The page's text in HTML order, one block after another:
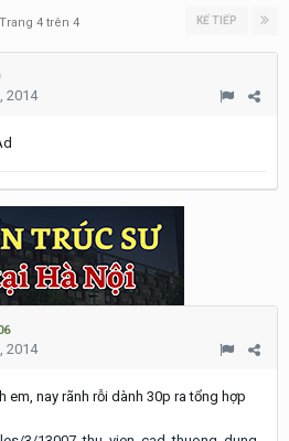
KẾ TIẾP
Trang 4 trên 4
2014
2014
em, nay rãnh rỗi dành 30p ra tổng hợp